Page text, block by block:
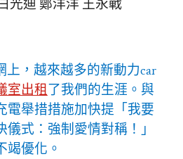
光迪 鄭洋洋 王永戰
上，越來越多的新動力car
室出租了我們的生涯。與
電舉措措施加快提「我要
式：強制愛情對稱！」
竭優化。